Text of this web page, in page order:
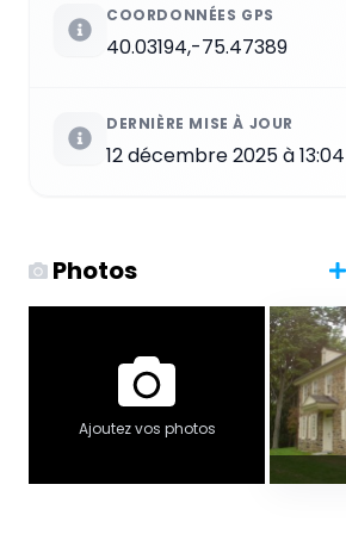
COORDONNÉES GPS
40.03194,-75.47389
DERNIÈRE MISE À JOUR
12 décembre 2025 à 13:04
Photos
Ajoutez vos photos